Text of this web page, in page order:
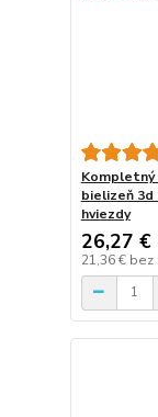
bielizeň 3d
hviezdy
26,27 €
21,36 € bez